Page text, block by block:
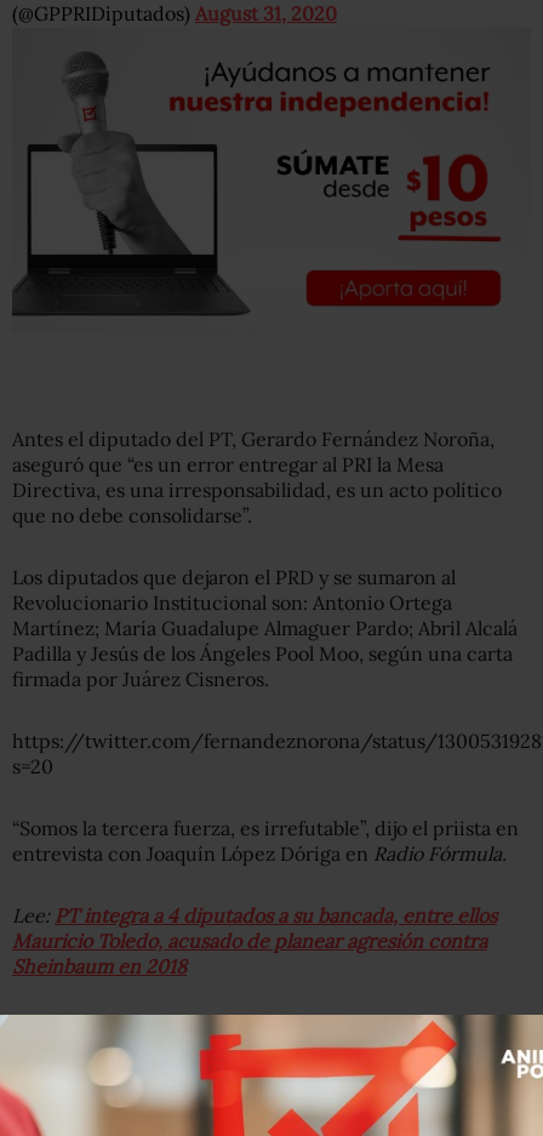
(@GPPRIDiputados) August 31, 2020
Antes el diputado del PT, Gerardo Fernández Noroña,
aseguró que “es un error entregar al PRI la Mesa
Directiva, es una irresponsabilidad, es un acto político
que no debe consolidarse”.
Los diputados que dejaron el PRD y se sumaron al
Revolucionario Institucional son: Antonio Ortega
Martínez; María Guadalupe Almaguer Pardo; Abril Alcalá
Padilla y Jesús de los Ángeles Pool Moo, según una carta
firmada por Juárez Cisneros.
https://twitter.com/fernandeznorona/status/
s=20
“Somos la tercera fuerza, es irrefutable”, dijo el priista en
entrevista con Joaquín López Dóriga en Radio Fórmula.
Lee: PT integra a 4 diputados a su bancada, entre ellos
Mauricio Toledo, acusado de planear agresión contra
Sheinbaum en 2018
El coordinador de los priistas agradeció al presidente
Andrés Manuel López Obrador estar a favor de cumplir el
reglamento de la Cámara baja.